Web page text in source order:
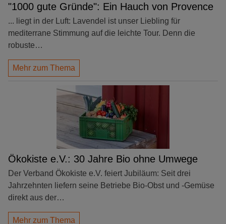
"1000 gute Gründe": Ein Hauch von Provence
... liegt in der Luft: Lavendel ist unser Liebling für
mediterrane Stimmung auf die leichte Tour. Denn die
robuste…
Mehr zum Thema
Ökokiste e.V.: 30 Jahre Bio ohne Umwege
Der Verband Ökokiste e.V. feiert Jubiläum: Seit drei
Jahrzehnten liefern seine Betriebe Bio-Obst und -Gemüse
direkt aus der…
Mehr zum Thema